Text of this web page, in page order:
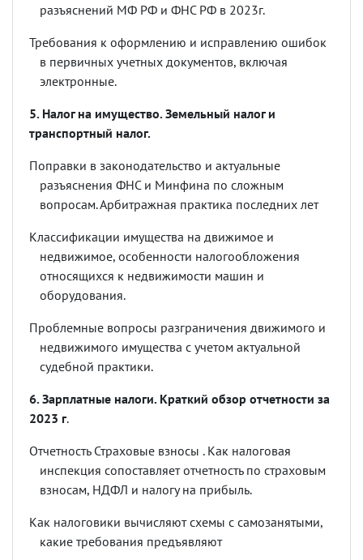
разъяснений МФ РФ и ФНС РФ в 2023г.
Требования к оформлению и исправлению ошибок
в первичных учетных документов, включая
электронные.
5. Налог на имущество. Земельный налог и
транспортный налог.
Поправки в законодательство и актуальные
разъяснения ФНС и Минфина по сложным
вопросам. Арбитражная практика последних лет
Классификации имущества на движимое и
недвижимое, особенности налогообложения
относящихся к недвижимости машин и
оборудования.
Проблемные вопросы разграничения движимого и
недвижимого имущества с учетом актуальной
судебной практики.
6. Зарплатные налоги. Краткий обзор отчетности за
2023 г.
Отчетность Страховые взносы . Как налоговая
инспекция сопоставляет отчетность по страховым
взносам, НДФЛ и налогу на прибыль.
Как налоговики вычисляют схемы с самозанятыми,
какие требования предъявляют